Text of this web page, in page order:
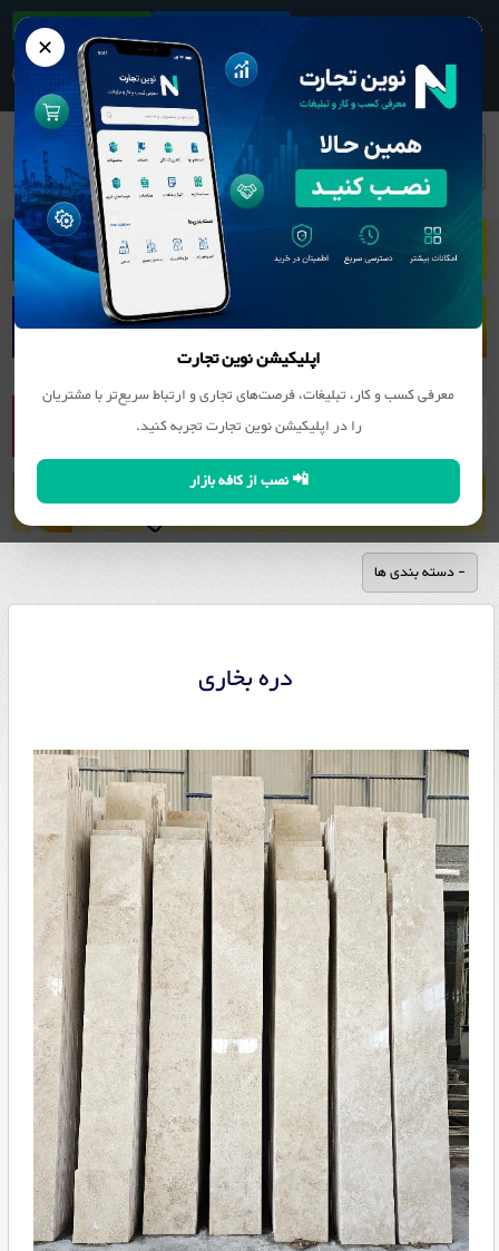
✕
اپلیکیشن نوین تجارت
معرفی کسب و کار، تبلیغات، فرصت‌های تجاری و ارتباط سریع‌تر با مشتریان
را در اپلیکیشن نوین تجارت تجربه کنید.
📲 نصب از کافه بازار
دانلود اپلیکیشن
بانک مشاغل کانی غیر فلزی (سنگ, سیمان و ...)
سنگ
ساختمانی و تزئینی
سنگبری پردیس
- دسته بندی ها
دره بخاری